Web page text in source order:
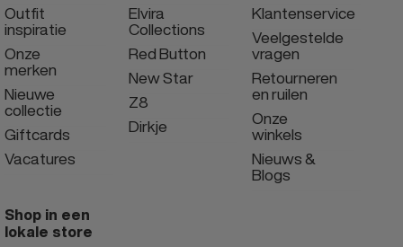
Outfit
inspiratie
Onze
merken
Nieuwe
collectie
Giftcards
Vacatures
Elvira
Collections
Red Button
New Star
Z8
Dirkje
Klantenservice
Veelgestelde
vragen
Retourneren
en ruilen
Onze
winkels
Nieuws &
Blogs
Shop in een
lokale store